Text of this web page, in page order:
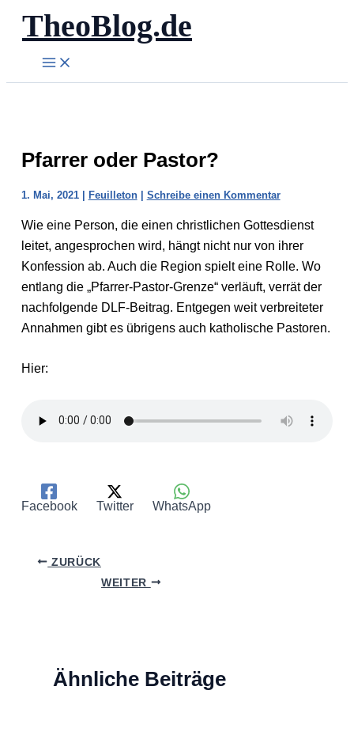
Zum
Inhalt
springen
TheoBlog.de
Pfarrer oder Pastor?
1. Mai, 2021 | Feuilleton| Schreibe einen Kommentar
Wie eine Person, die einen christlichen Gottesdienst
leitet, angesprochen wird, hängt nicht nur von ihrer
Konfession ab. Auch die Region spielt eine Rolle. Wo
entlang die „Pfarrer-Pastor-Grenze“ verläuft, verrät der
nachfolgende DLF-Beitrag. Entgegen weit verbreiteter
Annahmen gibt es übrigens auch katholische Pastoren.
Hier:
Facebook Twitter WhatsApp
ZURÜCK
WEITER
Ähnliche Beiträge